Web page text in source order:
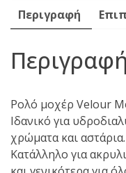
Περιγραφή
Περιγραφή
Ρολό μοχέρ Velour
Ιδανικό για
χρώματα και αστάρια.
Κατάλληλο για